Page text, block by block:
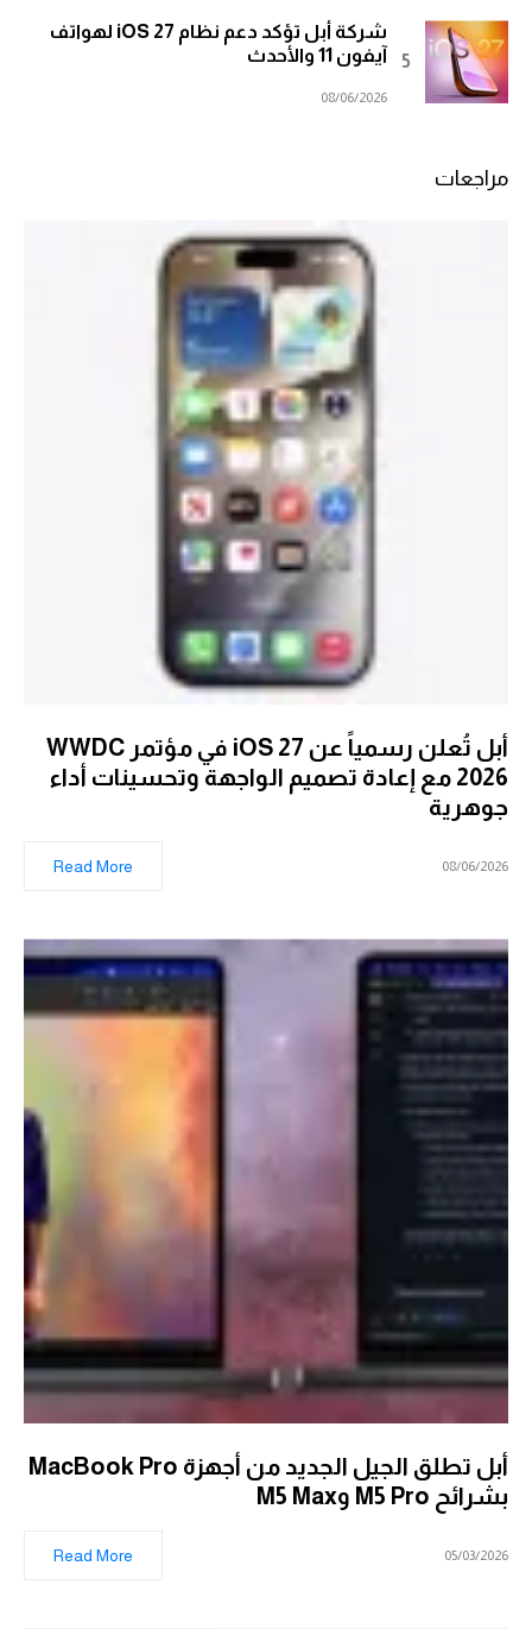
شركة أبل تؤكد دعم نظام iOS 27 لهواتف
آيفون 11 والأحدث
08/06/2026
مراجعات
أبل تُعلن رسمياً عن iOS 27 في مؤتمر WWDC
2026 مع إعادة تصميم الواجهة وتحسينات أداء
جوهرية
08/06/2026
Read More
أبل تطلق الجيل الجديد من أجهزة MacBook Pro
بشرائح M5 Pro وM5 Max
05/03/2026
Read More